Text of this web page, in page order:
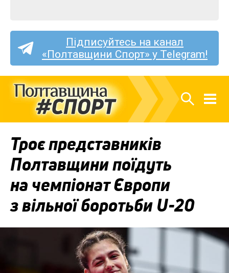
Підписуйтесь на канал
«Полтавщини Спорт» у Telegram!
Троє представників
Полтавщини поїдуть
на чемпіонат Європи
з вільної боротьби U-20